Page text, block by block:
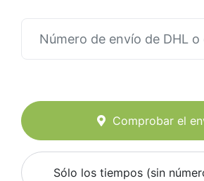
Comprobar el
Sólo los tiempos (sin